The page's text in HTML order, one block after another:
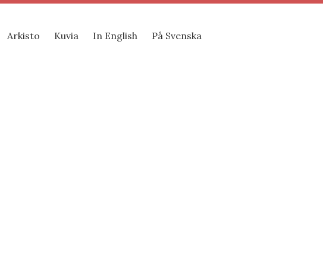
Arkisto Kuvia In English På Svenska